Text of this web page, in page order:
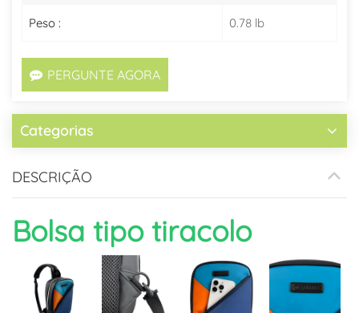
Peso : 0.78 lb
PERGUNTE AGORA
Categorias
DESCRIÇÃO
Bolsa tipo tiracolo